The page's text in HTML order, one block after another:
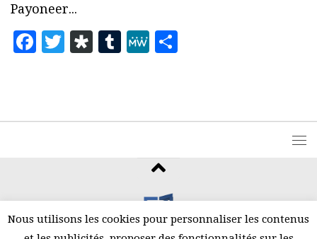
Payoneer...
Facebook
Twitter
Diaspora
Tumblr
MeWe
Nous utilisons les cookies pour personnaliser les contenus